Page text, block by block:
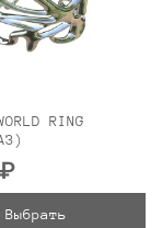
RING
Выбрать